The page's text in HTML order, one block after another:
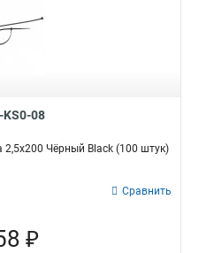
KS0-08
2,5х200 Чёрный Black (100 штук)
Сравнить
₽